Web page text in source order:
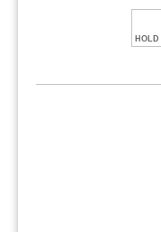
HOLD